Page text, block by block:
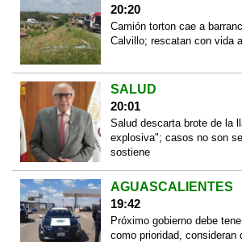
20:20
Camión torton cae a
Calvillo; rescatan con vida
SALUD
20:01
Salud descarta brote de la
explosiva"; casos no son
sostiene
AGUASCALIENTES
19:42
Próximo gobierno debe
como prioridad, consideran